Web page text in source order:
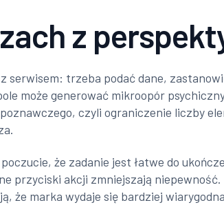
z
trzeba podać dane,
może generować mikroopór
czyli ograniczenie liczby
że zadanie jest łatwe do
przyciski akcji zmniejszają
marka wydaje się bardziej